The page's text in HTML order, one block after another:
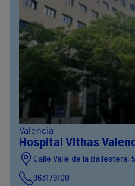
Valencia
Hospital Vithas
Calle Valle de la Ballestera,
963179100